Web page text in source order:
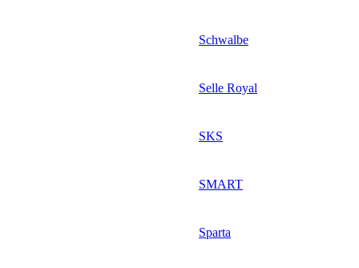
Schwalbe
Selle Royal
SKS
SMART
Sparta